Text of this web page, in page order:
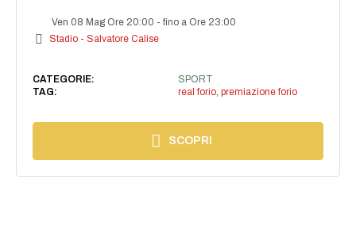
Ven 08 Mag Ore 20:00 -fino a Ore 23:00
Stadio - Salvatore Calise
CATEGORIE:
SPORT
TAG:
real forio, premiazione forio
SCOPRI